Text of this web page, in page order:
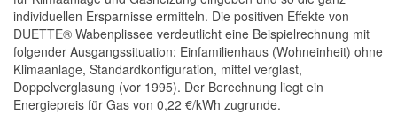
individuellen Ersparnisse ermitteln. Die positiven Effekte von
DUETTE® Wabenplissee verdeutlicht eine Beispielrechnung mit
folgender Ausgangssituation: Einfamilienhaus (Wohneinheit) ohne
Klimaanlage, Standardkonfiguration, mittel verglast,
Doppelverglasung (vor 1995). Der Berechnung liegt ein
Energiepreis für Gas von 0,22 €/kWh zugrunde.